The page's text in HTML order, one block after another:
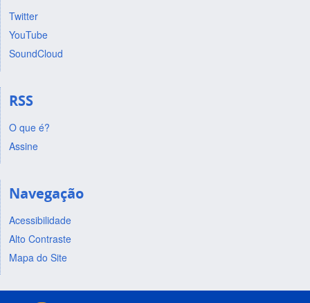
Twitter
YouTube
SoundCloud
RSS
O que é?
Assine
Navegação
Acessibilidade
Alto Contraste
Mapa do Site